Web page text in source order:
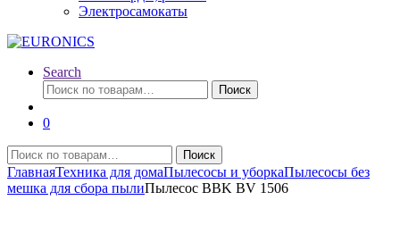
Электросамокаты
Search
Искать:
Поиск
0
Искать:
Поиск
ГлавнаяТехника для домаПылесосы и уборкаПылесосы без
мешка для сбора пылиПылесос BBK BV 1506